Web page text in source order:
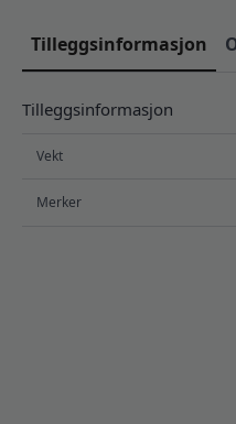
Tilleggsinformasjon
Tilleggsinformasjon
Vekt
Merker